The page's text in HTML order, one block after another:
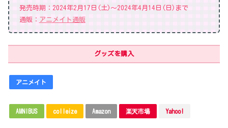
発売時期：2024年2月17日(土)～2024年4月14日(日)まで
通販： アニメイト通販
グッズを購入
アニメイト
AMNIBUS colleize Amazon 楽天市場 Yahoo!